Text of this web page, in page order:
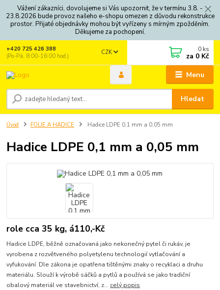
Vážení zákazníci, dovolujeme si Vás upozornit, že v termínu 3.8. -
23.8.2026 bude provoz našeho e-shopu omezen z důvodu rekonstrukce
prostor. Přijaté objednávky mohou být vyřízeny s mírným zpožděním.
Děkujeme za pochopení.
Menu
CZK
Hledat
+420 725 426 388
(Po-Pá, 8:00-16:00 hod.)
0 ks
za 0 Kč
Úvod FOLIE A HADICE Hadice LDPE 0,1 mm a 0,05 mm
Hadice LDPE 0,1 mm a 0,05 mm
role cca 35 kg, á110,-Kč
Hadice LDPE, běžně označovaná jako nekonečný pytel či rukáv, je
vyrobena z rozvětveného polyetylenu technologií vytlačování a
vyfukování. Dle zákona je opatřena tištěnými znaky o recyklaci a druhu
materiálu. Slouží k výrobě sáčků a pytlů a používá se jako tradiční
obalový materiál ve stavebnictví, z... celý popis